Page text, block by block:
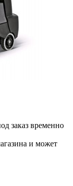
заказ временно
и может